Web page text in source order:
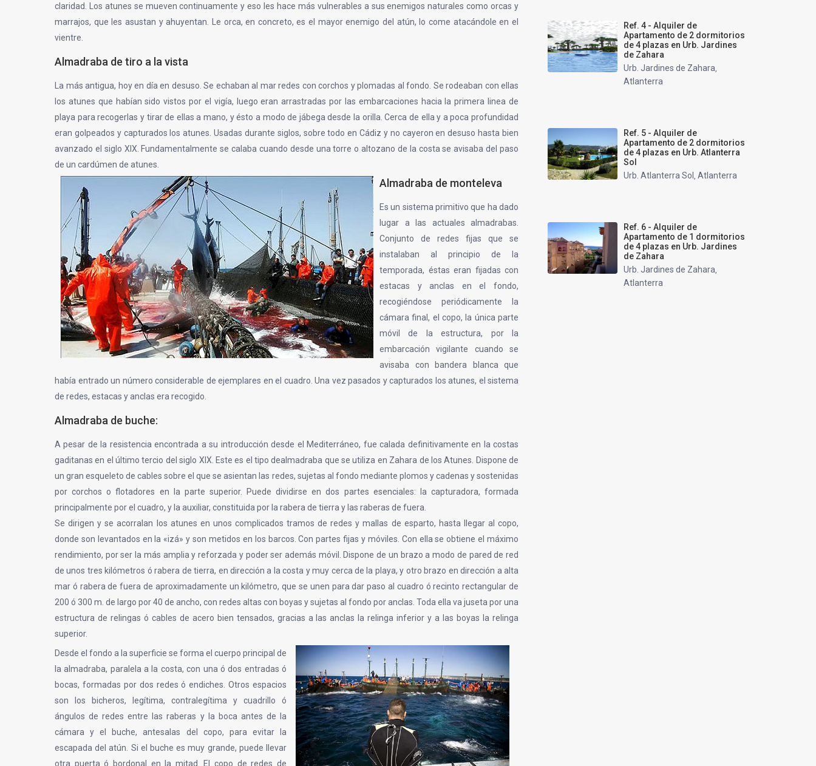
claridad. Los atunes se mueven continuamente y eso les hace más vulnerables a sus enemigos naturales como orcas y
marrajos, que les asustan y ahuyentan. Le orca, en concreto, es el mayor enemigo del atún, lo come atacándole en el
vientre.
Almadraba de tiro a la vista
La más antigua, hoy en día en desuso. Se echaban al mar redes con corchos y plomadas al fondo. Se rodeaban con ellas
los atunes que habían sido vistos por el vigía, luego eran arrastradas por las embarcaciones hacia la primera linea de
playa para recogerlas y tirar de ellas a mano, y ésto a modo de jábega desde la orilla. Cerca de ella y a poca profundidad
eran golpeados y capturados los atunes. Usadas durante siglos, sobre todo en Cádiz y no cayeron en desuso hasta bien
avanzado el siglo XIX. Fundamentalmente se calaba cuando desde una torre o altozano de la costa se avisaba del paso
de un cardúmen de atunes.
Almadraba de monteleva
Es un sistema primitivo que ha dado
lugar a las actuales almadrabas.
Conjunto de redes fijas que se
instalaban al principio de la
temporada, éstas eran fijadas con
estacas y anclas en el fondo,
recogiéndose periódicamente la
cámara final, el copo, la única parte
móvil de la estructura, por la
embarcación vigilante cuando se
avisaba con bandera blanca que
había entrado un número considerable de ejemplares en el cuadro. Una vez pasados y capturados los atunes, el sistema
de redes, estacas y anclas era recogido.
Almadraba de buche:
A pesar de la resistencia encontrada a su introducción desde el Mediterráneo, fue calada definitivamente en la costas
gaditanas en el último tercio del siglo XIX. Este es el tipo dealmadraba que se utiliza en Zahara de los Atunes. Dispone de
un gran esqueleto de cables sobre el que se asientan las redes, sujetas al fondo mediante plomos y cadenas y sostenidas
por corchos o flotadores en la parte superior. Puede dividirse en dos partes esenciales: la capturadora, formada
principalmente por el cuadro, y la auxiliar, constituida por la rabera de tierra y las raberas de fuera.
Se dirigen y se acorralan los atunes en unos complicados tramos de redes y mallas de esparto, hasta llegar al copo,
donde son levantados en la «izá» y son metidos en los barcos. Con partes fijas y móviles. Con ella se obtiene el máximo
rendimiento, por ser la más amplia y reforzada y poder ser además móvil. Dispone de un brazo a modo de pared de red
de unos tres kilómetros ó rabera de tierra, en dirección a la costa y muy cerca de la playa, y otro brazo en dirección a alta
mar ó rabera de fuera de aproximadamente un kilómetro, que se unen para dar paso al cuadro ó recinto rectangular de
200 ó 300 m. de largo por 40 de ancho, con redes altas con boyas y sujetas al fondo por anclas. Toda ella va juseta por una
estructura de relingas ó cables de acero bien tensados, gracias a las anclas la relinga inferior y a las boyas la relinga
superior.
Desde el fondo a la superficie se forma el cuerpo principal de
la almadraba, paralela a la costa, con una ó dos entradas ó
bocas, formadas por dos redes ó endiches. Otros espacios
son los bicheros, legítima, contralegítima y cuadrillo ó
ángulos de redes entre las raberas y la boca antes de la
cámara y el buche, antesalas del copo, para evitar la
escapada del atún. Si el buche es muy grande, puede llevar
otra puerta ó bordonal en la mitad. El copo de redes de
Ref. 4 - Alquiler de
Apartamento de 2 dormitorios
de 4 plazas en Urb. Jardines
de Zahara
Urb. Jardines de Zahara,
Atlanterra
Ref. 5 - Alquiler de
Apartamento de 2 dormitorios
de 4 plazas en Urb. Atlanterra
Sol
Urb. Atlanterra Sol , Atlanterra
Ref. 6 - Alquiler de
Apartamento de 1 dormitorios
de 4 plazas en Urb. Jardines
de Zahara
Urb. Jardines de Zahara,
Atlanterra